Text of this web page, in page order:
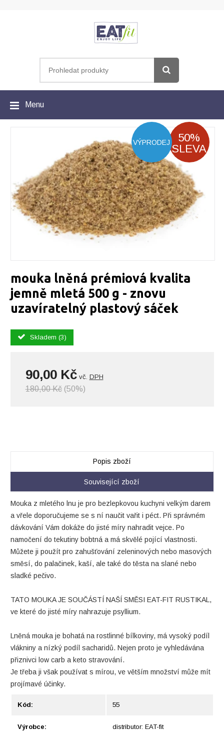
Menu
50%
SLEVA
VÝPRODEJ
mouka lněná prémiová kvalita
jemně mletá 500 g - znovu
uzavíratelný plastový sáček
Skladem (3)
90,00 Kčvč. DPH
180,00 Kč(50%)
Popis zboží
Související zboží
Mouka z mletého lnu je pro bezlepkovou kuchyni velkým darem
a vřele doporučujeme se s ní naučit vařit i péct. Při správném
dávkování Vám dokáže do jisté míry nahradit vejce. Po
namočení do tekutiny bobtná a má skvělé pojící vlastnosti.
Můžete ji použít pro zahušťování zeleninových nebo masových
směsí, do palačinek, kaší, ale také do těsta na slané nebo
sladké pečivo.
TATO MOUKA JE SOUČÁSTÍ NAŠÍ SMĚSI EAT-FIT RUSTIKAL,
ve které do jisté míry nahrazuje psyllium.
Lněná mouka je bohatá na rostlinné bílkoviny, má vysoký podíl
vlákniny a nízký podíl sacharidů. Nejen proto je vyhledávána
přiznivci low carb a keto stravování.
Je třeba ji však používat s mírou, ve větším množství může mít
projímavé účinky.
Kód: 55
Výrobce: distributor: EAT-fit